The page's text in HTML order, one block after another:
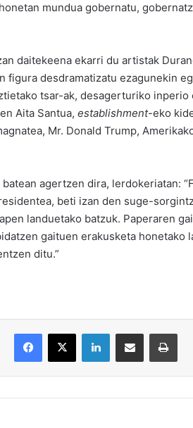
mundua gobernatu,
daitekeena ekarri du artistak
figura desdramatizatu ezagunekin
tsar-ak, desagerturiko inperio
Aita Santua, establishment-eko
Mr. Donald Trump,
agertzen dira, lerdokeriatan:
beti izan den suge-
landuetako batzuk. Paperaren
gaituen erakusketa honetako
ditu.”